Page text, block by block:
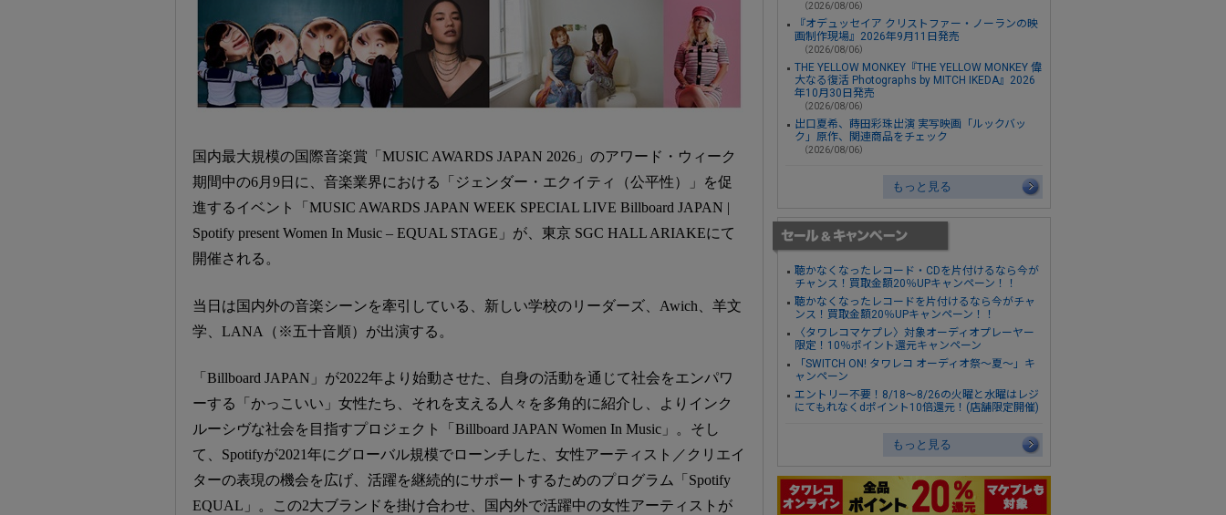
国内最大規模の国際音楽賞「MUSIC AWARDS JAPAN 2026」のアワード・ウィーク
期間中の6月9日に、音楽業界における「ジェンダー・エクイティ（公平性）」を促
進するイベント「MUSIC AWARDS JAPAN WEEK SPECIAL LIVE Billboard JAPAN |
Spotify present Women In Music – EQUAL STAGE」が、東京 SGC HALL ARIAKEにて
開催される。
当日は国内外の音楽シーンを牽引している、新しい学校のリーダーズ、Awich、羊文
学、LANA（※五十音順）が出演する。
「Billboard JAPAN」が2022年より始動させた、自身の活動を通じて社会をエンパワ
ーする「かっこいい」女性たち、それを支える人々を多角的に紹介し、よりインク
ルーシヴな社会を目指すプロジェクト「Billboard JAPAN Women In Music」。そし
て、Spotifyが2021年にグローバル規模でローンチした、女性アーティスト／クリエイ
ターの表現の機会を広げ、活躍を継続的にサポートするためのプログラム「Spotify
EQUAL」。この2大ブランドを掛け合わせ、国内外で活躍中の女性アーティストが
（2026/08/06）
『オデュッセイア クリストファー・ノーランの映
画制作現場』2026年9月11日発売
（2026/08/06）
THE YELLOW MONKEY『THE YELLOW MONKEY 偉
大なる復活 Photographs by MITCH IKEDA』2026
年10月30日発売
（2026/08/06）
出口夏希、蒔田彩珠出演 実写映画「ルックバッ
ク」原作、関連商品をチェック
（2026/08/06）
もっと見る
聴かなくなったレコード・CDを片付けるなら今が
チャンス！買取金額20％UPキャンペーン！！
聴かなくなったレコードを片付けるなら今がチャ
ンス！買取金額20％UPキャンペーン！！
〈タワレコマケプレ〉対象オーディオプレーヤー
限定！10％ポイント還元キャンペーン
「SWITCH ON! タワレコ オーディオ祭～夏～」キ
ャンペーン
エントリー不要！8/18～8/26の火曜と水曜はレジ
にてもれなくdポイント10倍還元！(店舗限定開催)
もっと見る